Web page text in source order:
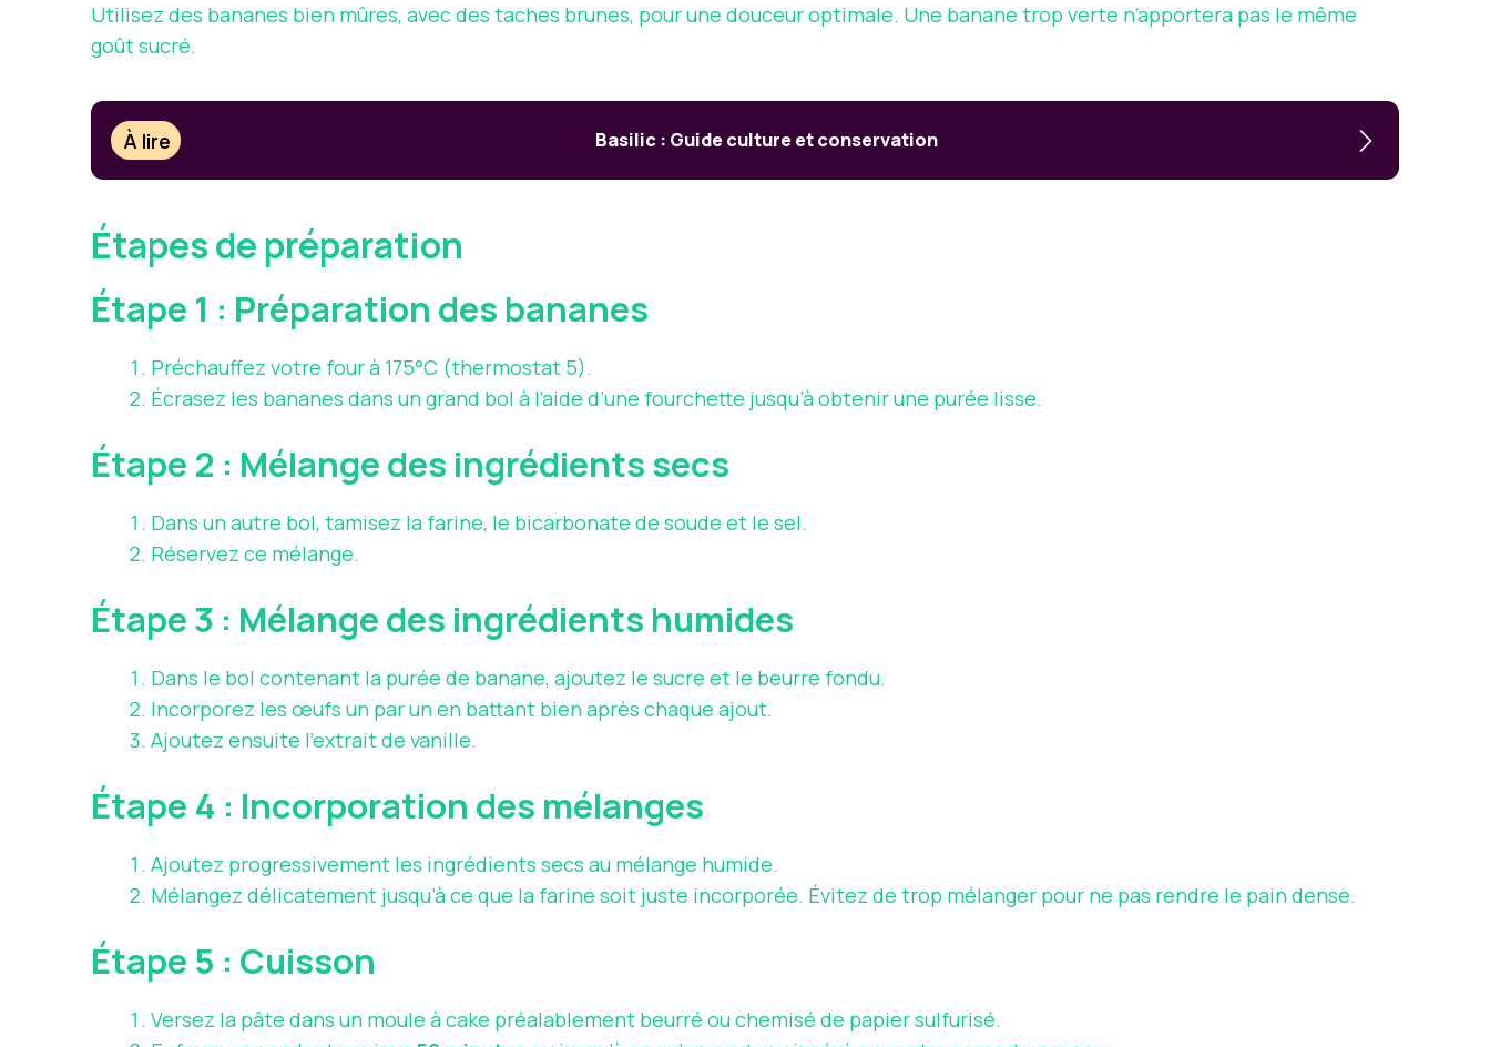
Utilisez des bananes bien mûres, avec des taches brunes, pour une douceur optimale. Une banane trop verte n’apportera pas le même
goût sucré.
À lire Basilic : Guide culture et conservation
Étapes de préparation
Étape 1 : Préparation des bananes
Préchauffez votre four à 175°C (thermostat 5).
Écrasez les bananes dans un grand bol à l’aide d’une fourchette jusqu’à obtenir une purée lisse.
Étape 2 : Mélange des ingrédients secs
Dans un autre bol, tamisez la farine, le bicarbonate de soude et le sel.
Réservez ce mélange.
Étape 3 : Mélange des ingrédients humides
Dans le bol contenant la purée de banane, ajoutez le sucre et le beurre fondu.
Incorporez les œufs un par un en battant bien après chaque ajout.
Ajoutez ensuite l’extrait de vanille.
Étape 4 : Incorporation des mélanges
Ajoutez progressivement les ingrédients secs au mélange humide.
Mélangez délicatement jusqu’à ce que la farine soit juste incorporée. Évitez de trop mélanger pour ne pas rendre le pain dense.
Étape 5 : Cuisson
Versez la pâte dans un moule à cake préalablement beurré ou chemisé de papier sulfurisé.